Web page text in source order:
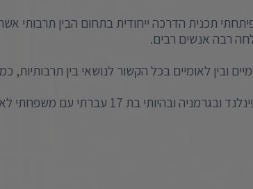
תכנית הדרכה ייחודית בתחום הבין תרבותי
רבה אנשים רבים.
ובין לאומיים בכל הקשור לנושאי בין תרבותיות,
אני ילידת ארה”ב וגדלתי בפינלנד ובגרמניה ובהיותי בת 17